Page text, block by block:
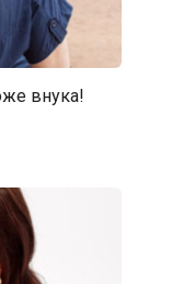
внука!